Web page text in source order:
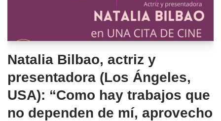
Natalia Bilbao, actriz y
presentadora (Los Ángeles,
USA): “Como hay trabajos que
no dependen de mí, aprovecho